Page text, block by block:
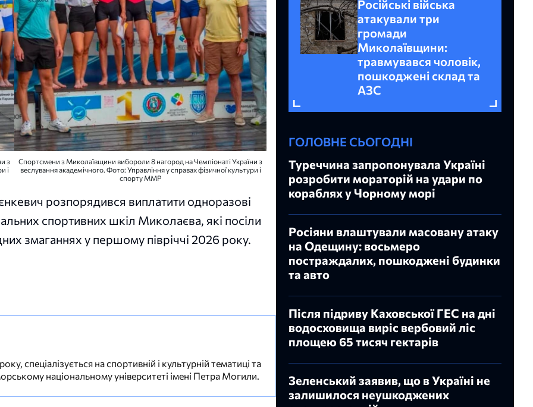
з
і
Спортсмени з Миколаївщини вибороли 8 нагород на Чемпіонаті України з
веслування академічного. Фото: Управління у справах фізичної культури і
спорту ММР
розпорядився виплатити одноразові
спортивних шкіл Миколаєва, які посіли
змаганнях у першому півріччі 2026 року.
спеціалізується на спортивній і культурній тематиці та
національному університеті імені Петра Могили.
Російські війська
атакували три
громади
Миколаївщини:
травмувався чоловік,
пошкоджені склад та
АЗС
ГОЛОВНЕ СЬОГОДНІ
Туреччина запропонувала Україні
розробити мораторій на удари по
кораблях у Чорному морі
Росіяни влаштували масовану атаку
на Одещину: восьмеро
постраждалих, пошкоджені будинки
та авто
Після підриву Каховської ГЕС на дні
водосховища виріс вербовий ліс
площею 65 тисяч гектарів
Зеленський заявив, що в Україні не
залишилося неушкоджених